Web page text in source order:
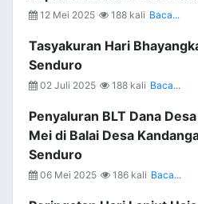
12 Mei 2025 188 kali Baca...
Tasyakuran Hari
Senduro
02 Juli 2025 188 kali Baca...
Penyaluran BLT Dana
Mei di Balai Desa
Senduro
06 Mei 2025 186 kali Baca...